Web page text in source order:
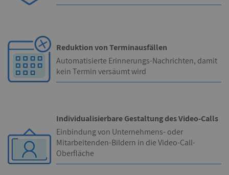
Reduktion von Terminausfällen
Automatisierte Erinnerungs-Nachrichten, damit
kein Termin versäumt wird
Individualisierbare Gestaltung des Video-Calls
Einbindung von Unternehmens- oder
Mitarbeitenden-Bildern in die Video-Call-
Oberfläche